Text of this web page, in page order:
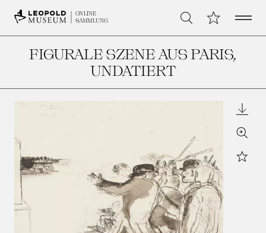
ONLINE
SAMMLUNG
Suche Meine Open
FIGURALE SZENE AUS PARIS,
UNDATIERT
Zoom
Star